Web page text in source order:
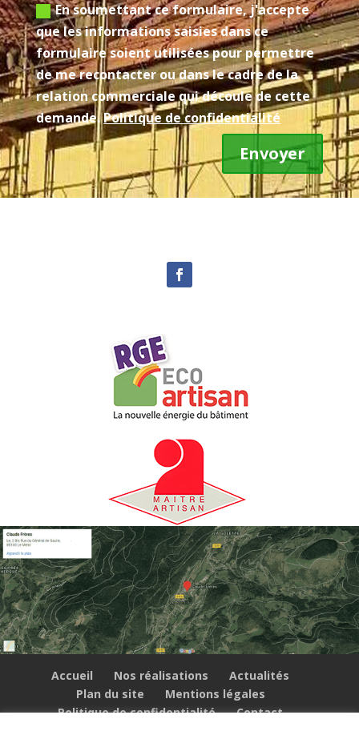
En soumettant ce formulaire, j'accepte
que les informations saisies dans ce
formulaire soient utilisées pour permettre
de me recontacter ou dans le cadre de la
relation commerciale qui découle de cette
demande.Politique de confidentialité
Envoyer
Accueil Nos réalisations
Actualités
Plan du site
Mentions légales
Politique de confidentialité
Contact